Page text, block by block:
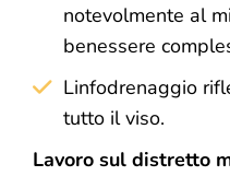
notevolmente al
benessere
Linfodrenaggio
tutto il viso.
Lavoro sul distretto